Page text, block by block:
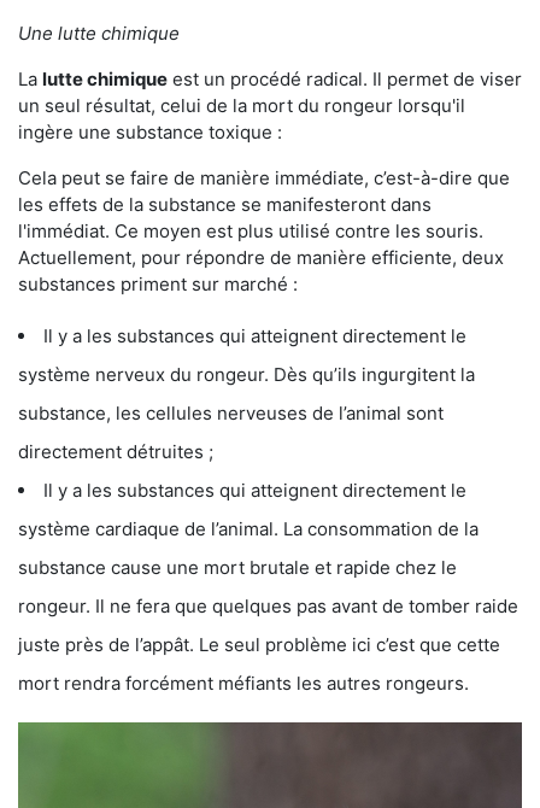
Une lutte chimique
La lutte chimique est un procédé radical. Il permet de viser
un seul résultat, celui de la mort du rongeur lorsqu'il
ingère une substance toxique :
Cela peut se faire de manière immédiate, c’est-à-dire que
les effets de la substance se manifesteront dans
l'immédiat. Ce moyen est plus utilisé contre les souris.
Actuellement, pour répondre de manière efficiente, deux
substances priment sur marché :
Il y a les substances qui atteignent directement le
système nerveux du rongeur. Dès qu’ils ingurgitent la
substance, les cellules nerveuses de l’animal sont
directement détruites ;
Il y a les substances qui atteignent directement le
système cardiaque de l’animal. La consommation de la
substance cause une mort brutale et rapide chez le
rongeur. Il ne fera que quelques pas avant de tomber raide
juste près de l’appât. Le seul problème ici c’est que cette
mort rendra forcément méfiants les autres rongeurs.